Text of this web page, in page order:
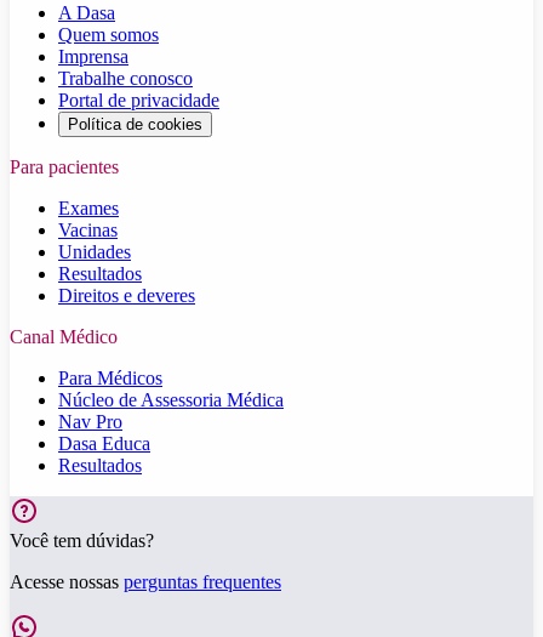
A Dasa
Quem somos
Imprensa
Trabalhe conosco
Portal de privacidade
Política de cookies
Para pacientes
Exames
Vacinas
Unidades
Resultados
Direitos e deveres
Canal Médico
Para Médicos
Núcleo de Assessoria Médica
Nav Pro
Dasa Educa
Resultados
Você tem dúvidas?
Acesse nossas perguntas frequentes